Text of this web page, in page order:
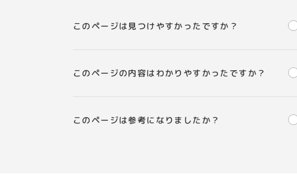
このページは見つけやすかったですか？
このページの内容はわかりやすかったですか？
このページは参考になりましたか？